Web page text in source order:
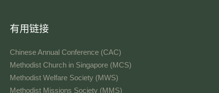
有用链接
Chinese Annual Conference (CAC)
Methodist Church in Singapore (MCS)
Methodist Welfare Society (MWS)
Methodist Missions Society (MMS)